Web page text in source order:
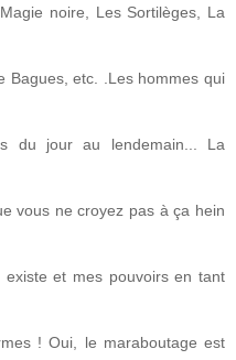
noire, Les Sortilèges, La
Bagues, etc. .Les hommes qui
du jour au lendemain... La
vous ne croyez pas à ça hein
et mes pouvoirs en tant
! Oui, le maraboutage est